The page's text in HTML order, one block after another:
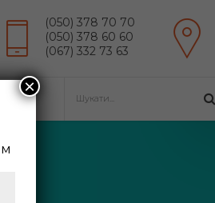
(050) 378 70 70
(050) 378 60 60
(067) 332 73 63
×